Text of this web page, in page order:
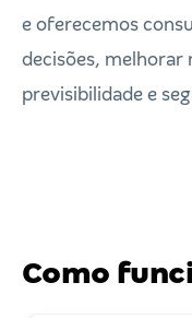
e oferecemos
decisões, melhorar
previsibilidade e
Como